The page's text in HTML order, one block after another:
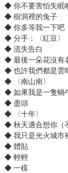
◆ 你不要害怕失眠
◆ 樹洞裡的兔子
◆ 你多等我一下吧
◆ 分手：〈紅豆〉
◆ 流失告白
◆ 最後一朵花沒有
◆ 也許我們都是雲
◆ 〈南山南〉
◆ 如果我是一隻蝸
◆ 盡頭
◆ 〈十年〉
◆ 秋天適合想你（
◆ 我只是光火城市
◆ 體貼
◆ 輕輕
◆ 一樣